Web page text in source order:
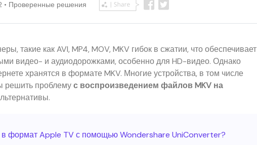
• Проверенные решения
такие как AVI, MP4, MOV, MKV гибок в сжатии, что обеспечивает
видео- и аудиодорожками, особенно для HD-видео. Однако
хранятся в формате MKV. Многие устройства, в том числе
решить проблемус воспроизведением файлов MKV на
в формат Apple TV с помощью Wondershare UniConverter?